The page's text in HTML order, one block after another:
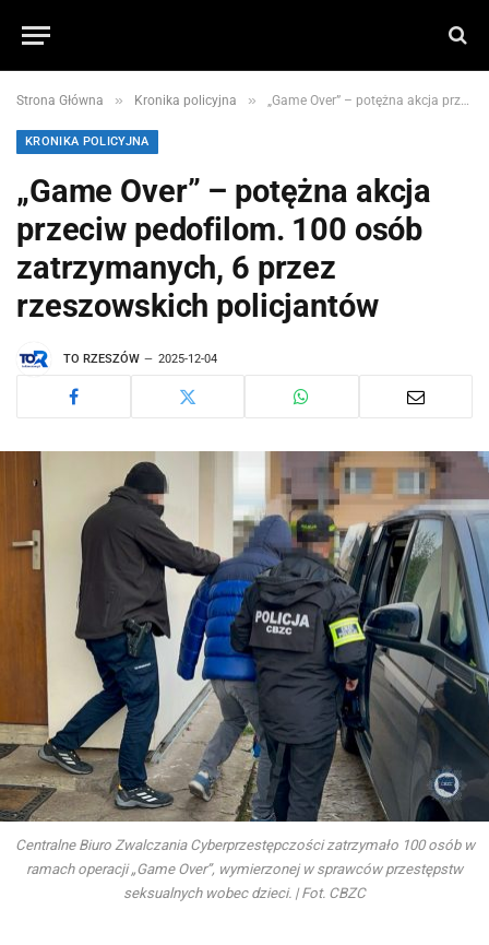
Strona Główna » Kronika policyjna » „Game Over” – potężna akcja przeciw pedofilom. 100 osób zatrzymanych, 6 przez rzeszowskich policjantów
KRONIKA POLICYJNA
„Game Over” – potężna akcja
przeciw pedofilom. 100 osób
zatrzymanych, 6 przez
rzeszowskich policjantów
TO RZESZÓW 2025-12-04
Centralne Biuro Zwalczania Cyberprzestępczości zatrzymało 100 osób w
ramach operacji „Game Over”, wymierzonej w sprawców przestępstw
seksualnych wobec dzieci. | Fot. CBZC